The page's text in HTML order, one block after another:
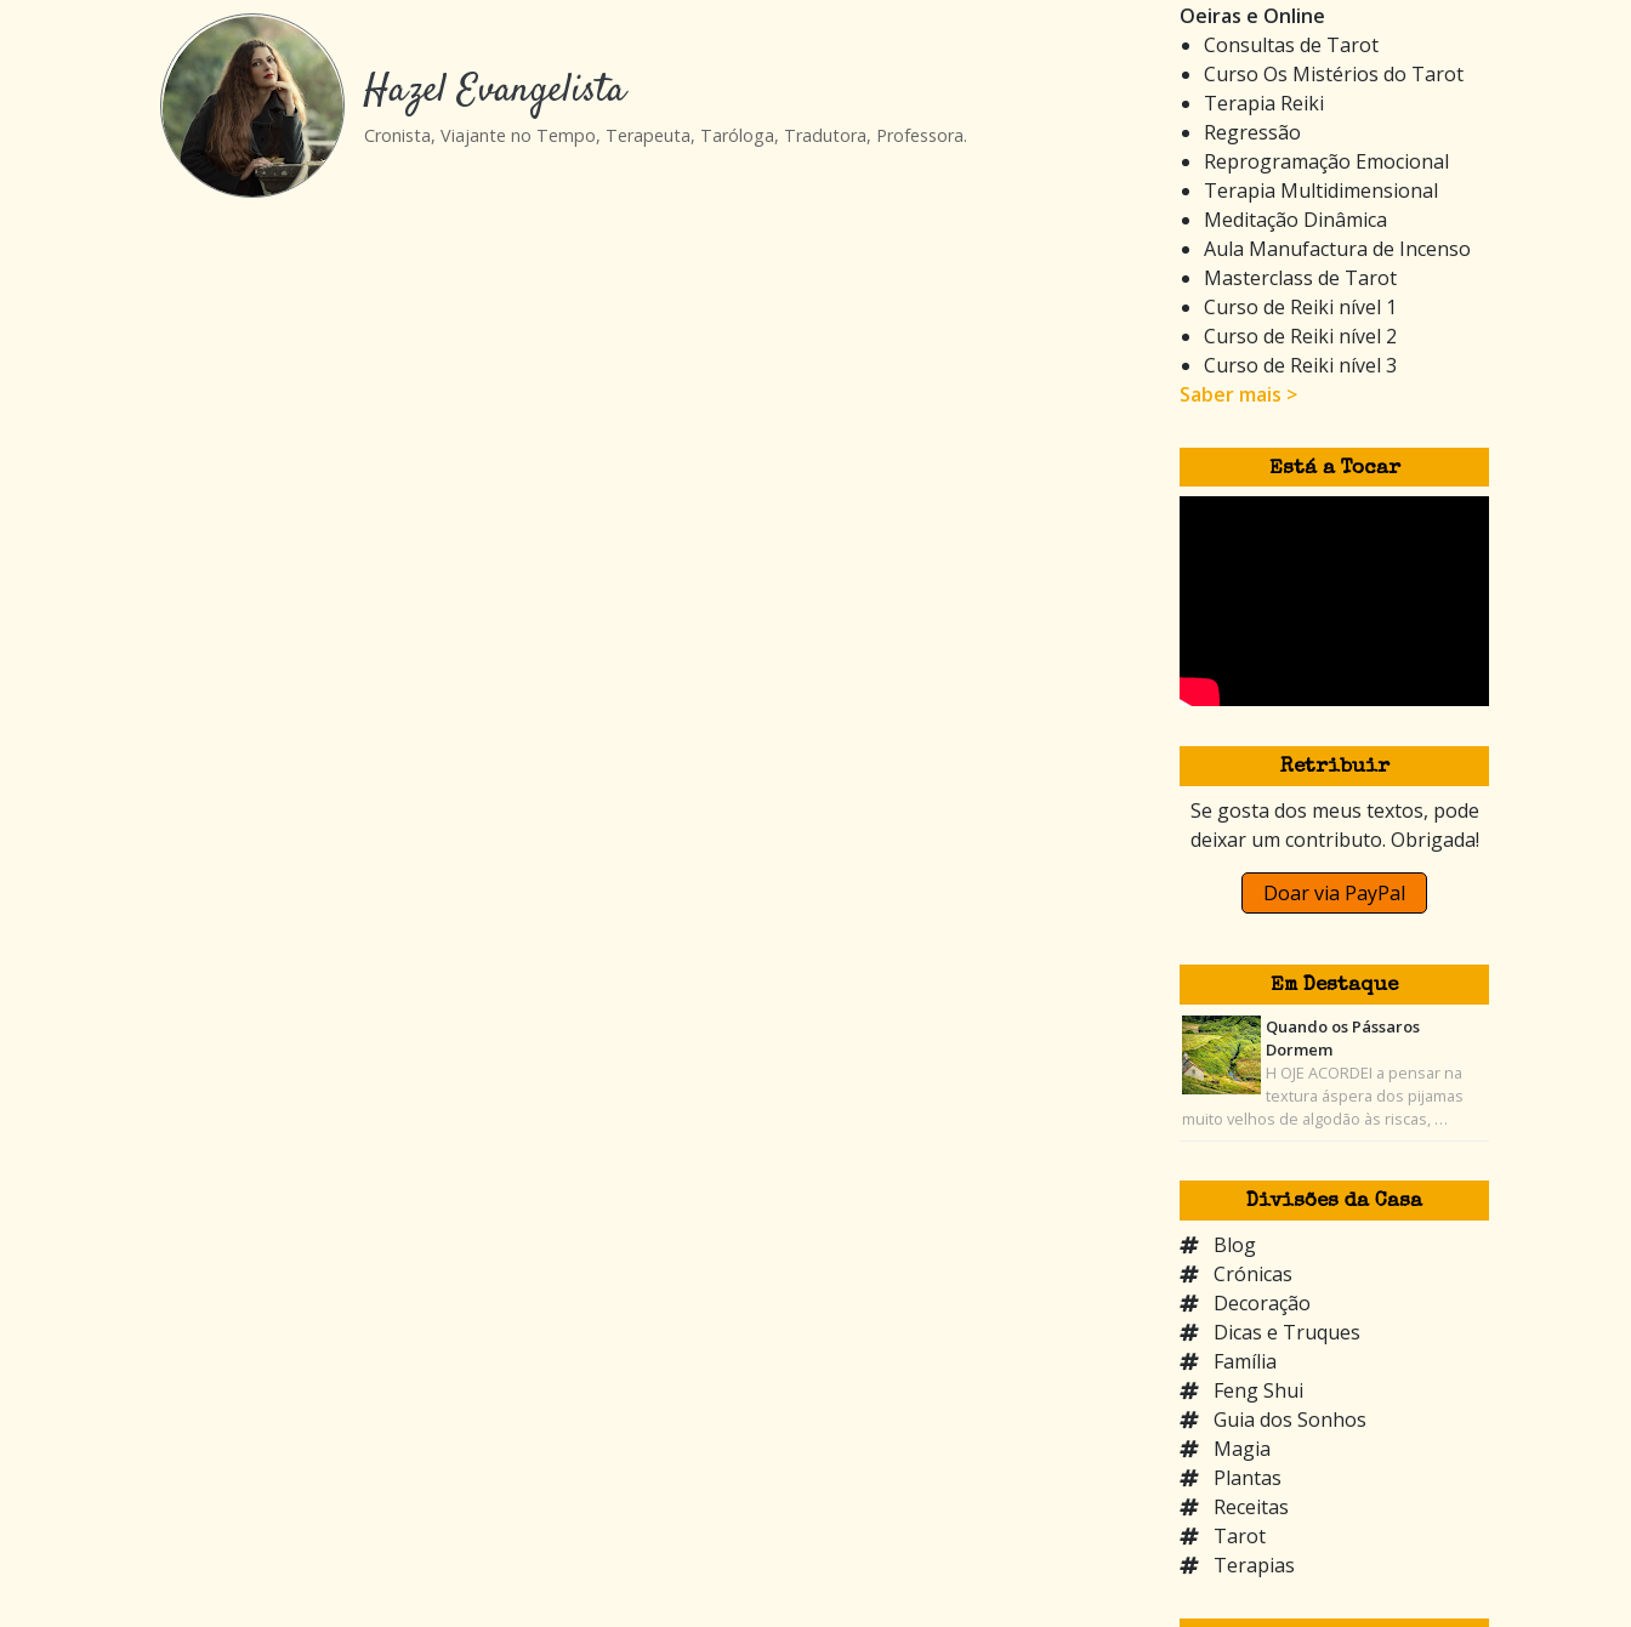
Hazel Evangelista
Cronista, Viajante no Tempo, Terapeuta, Taróloga, Tradutora, Professora.
Oeiras e Online
Consultas de Tarot
Curso Os Mistérios do Tarot
Terapia Reiki
Regressão
Reprogramação Emocional
Terapia Multidimensional
Meditação Dinâmica
Aula Manufactura de Incenso
Masterclass de Tarot
Curso de Reiki nível 1
Curso de Reiki nível 2
Curso de Reiki nível 3
Saber mais >
Está a Tocar
Retribuir
Se gosta dos meus textos, pode
deixar um contributo. Obrigada!
Doar via PayPal
Em Destaque
Quando os Pássaros
Dormem
H OJE ACORDEI a pensar na
textura áspera dos pijamas
muito velhos de algodão às riscas, …
Divisões da Casa
Blog
Crónicas
Decoração
Dicas e Truques
Família
Feng Shui
Guia dos Sonhos
Magia
Plantas
Receitas
Tarot
Terapias